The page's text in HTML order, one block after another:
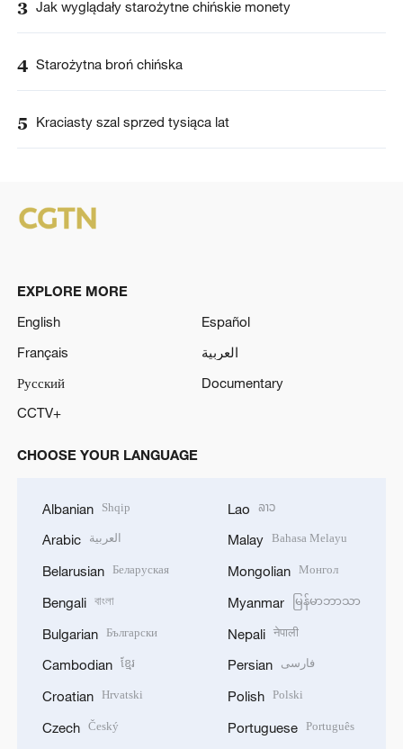
3 Jak wyglądały starożytne chińskie monety
4 Starożytna broń chińska
5 Kraciasty szal sprzed tysiąca lat
EXPLORE MORE
English
Español
Français
العربية
Русский
Documentary
CCTV+
CHOOSE YOUR LANGUAGE
Albanian Shqip
Arabic العربية
Belarusian Беларуская
Bengali বাংলা
Bulgarian Български
Cambodian ខ្មែរ
Croatian Hrvatski
Czech Český
Lao ລາວ
Malay Bahasa Melayu
Mongolian Монгол
Myanmar မြန်မာဘာသာ
Nepali नेपाली
Persian فارسی
Polish Polski
Portuguese Português